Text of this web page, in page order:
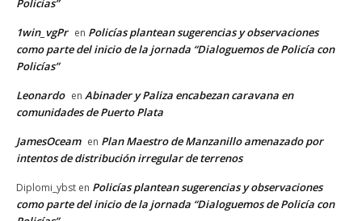
Policías”
1win_vgPr en Policías plantean sugerencias y observaciones
como parte del inicio de la jornada “Dialoguemos de Policía con
Policías”
Leonardo en Abinader y Paliza encabezan caravana en
comunidades de Puerto Plata
JamesOceam en Plan Maestro de Manzanillo amenazado por
intentos de distribución irregular de terrenos
Diplomi_ybst en Policías plantean sugerencias y observaciones
como parte del inicio de la jornada “Dialoguemos de Policía con